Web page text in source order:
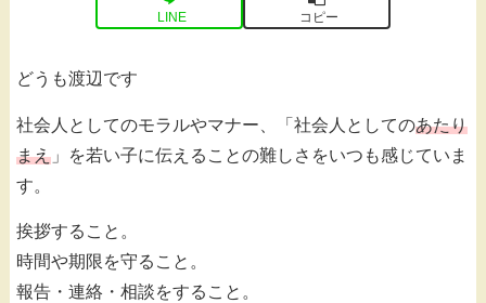
LINE コピー
どうも渡辺です
社会人としてのモラルやマナー、「社会人としてのあたり
まえ 」を若い子に伝えることの難しさをいつも感じていま
す。
挨拶すること。
時間や期限を守ること。
報告・連絡・相談をすること。